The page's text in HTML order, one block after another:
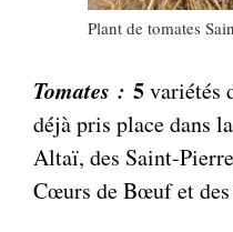
Plant de tomates
Tomates : 5variétés
déjà pris place dans
Altaï, des Saint-
Cœurs de Bœuf et